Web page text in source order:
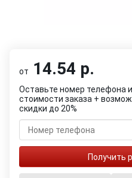
от 14.54 р.
Оставьте номер телефона
стоимости заказа +
скидки до 20%